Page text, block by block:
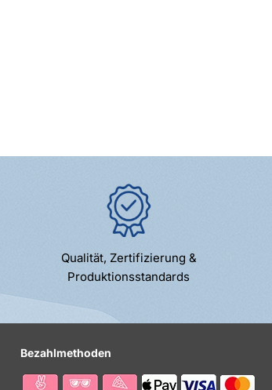
Qualität, Zertifizierung &
Produktionsstandards
Bezahlmethoden